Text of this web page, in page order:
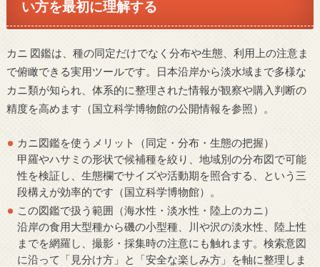
い方を最初に理解する
カニ 図鑑は、種の同定だけでなく分布や生態、利用上の注意ま
で俯瞰できる実用ツールです。日本沿岸から淡水域まで多様な
カニ類が知られ、体系的に整理された情報が観察や購入判断の
精度を高めます（国立科学博物館の公開情報を参照）。
カニ図鑑を使うメリット（同定・分布・生態の把握）
甲羅やハサミの形状で候補種を絞り、地域別の分布図で可能
性を検証し、生態欄でサイズや活動期を照合する、という三
段構えが効率的です（国立科学博物館）。
この図鑑で扱う範囲（海水性・淡水性・陸上のカニ）
沿岸の食用大型種から磯の小型種、川や沢の淡水性、陸上性
までを網羅し、撮影・採集時の注意にも触れます。検索意図
に沿って「見分け方」と「安全な楽しみ方」を軸に整理しま